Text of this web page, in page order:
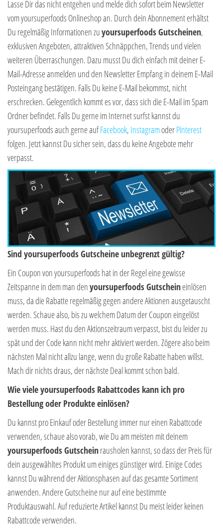
Lasse Dir das nicht entgehen und melde dich sofort beim Newsletter
vom yoursuperfoods Onlineshop an. Durch dein Abonnement erhältst
Du regelmäßig Informationen zuyoursuperfoods Gutscheinen,
exklusiven Angeboten, attraktiven Schnäppchen, Trends und vielen
weiteren Überraschungen. Dazu musst Du dich einfach mit deiner E-
Mail-Adresse anmelden und den Newsletter Empfang in deinem E-Mail
Posteingang bestätigen. Falls Du keine E-Mail bekommst, nicht
erschrecken. Gelegentlich kommt es vor, dass sich die E-Mail im Spam
Ordner befindet. Falls Du gerne im Internet surfst kannst du
yoursuperfoods auch gerne aufFacebook, InstagramoderPinterest
folgen. Jetzt kannst Du sicher sein, dass du keine Angebote mehr
verpasst.
Sind yoursuperfoods Gutscheine unbegrenzt gültig?
Ein Coupon von yoursuperfoods hat in der Regel eine gewisse
Zeitspanne in dem man denyoursuperfoods Gutscheineinlösen
muss, da die Rabatte regelmäßig gegen andere Aktionen ausgetauscht
werden. Schaue also, bis zu welchem Datum der Coupon eingelöst
werden muss. Hast du den Aktionszeitraum verpasst, bist du leider zu
spät und der Code kann nicht mehr aktiviert werden. Zögere also beim
nächsten Mal nicht allzu lange, wenn du große Rabatte haben willst.
Mach dir nichts draus, der nächste Deal kommt schon bald.
Wie viele yoursuperfoods Rabattcodes kann ich pro
Bestellung oder Produkte einlösen?
Du kannst pro Einkauf oder Bestellung immer nur einen Rabattcode
verwenden, schaue also vorab, wie Du am meisten mit deinem
yoursuperfoods Gutscheinrausholen kannst, so dass der Preis für
dein ausgewähltes Produkt um einiges günstiger wird. Einige Codes
kannst Du während der Aktionsphasen auf das gesamte Sortiment
anwenden. Andere Gutscheine nur auf eine bestimmte
Produktauswahl. Auf reduzierte Artikel kannst Du meist leider keinen
Rabattcode verwenden.